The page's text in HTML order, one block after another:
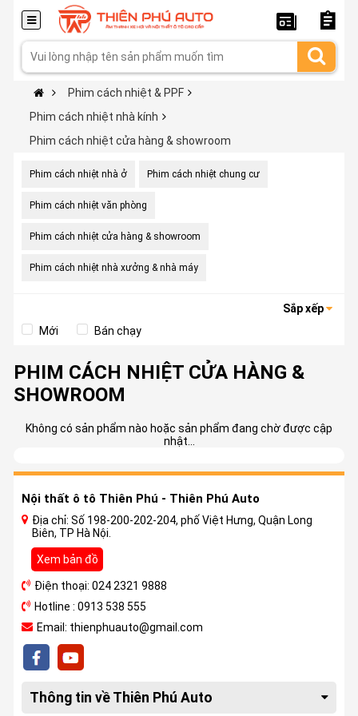
Phim cách nhiệt & PPF
Phim cách nhiệt nhà kính
Phim cách nhiệt cửa hàng & showroom
Phim cách nhiệt nhà ở Phim cách nhiệt chung cư
Phim cách nhiệt văn phòng
Phim cách nhiệt cửa hàng & showroom
Phim cách nhiệt nhà xưởng & nhà máy
Sắp xếp
Mới
Bán chạy
PHIM CÁCH NHIỆT CỬA HÀNG &
SHOWROOM
Không có sản phẩm nào hoặc sản phẩm đang chờ được cập
nhật...
Nội thất ô tô Thiên Phú - Thiên Phú Auto
Địa chỉ: Số 198-200-202-204, phố Việt Hưng, Quận Long
Biên, TP Hà Nội.
Xem bản đồ
Điện thoại: 024 2321 9888
Hotline : 0913 538 555
Email: thienphuauto@gmail.com
Thông tin về Thiên Phú Auto